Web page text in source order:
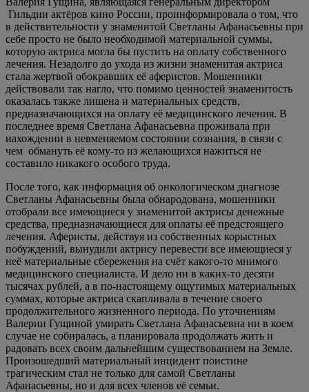
Гильдии актёров кино России, проинформировала о том, что
в действительности у знаменитой Светланы Афанасьевны при
себе просто не было необходимой материальной суммы,
которую актриса могла бы пустить на оплату собственного
лечения. Незадолго до ухода из жизни знаменитая актриса
стала жертвой обокравших её аферистов. Мошенники
действовали так нагло, что помимо ценностей знаменитость
оказалась также лишена и материальных средств,
предназначающихся на оплату её медицинского лечения. В
последнее время Светлана Афанасьевна проживала при
нахождении в невменяемом состоянии сознания, в связи с
чем обмануть её кому-то из желающихся нажиться не
составило никакого особого труда.
После того, как информация об онкологическом диагнозе
Светланы Афанасьевны была обнародована, мошенники
отобрали все имеющиеся у знаменитой актрисы денежные
средства, предназначающиеся для оплаты её предстоящего
лечения. Аферисты, действуя из собственных корыстных
побуждений, вынудили актрису перевести все имеющиеся у
неё материальные сбережения на счёт какого-то мнимого
медицинского специалиста. И дело ни в каких-то десяти
тысячах рублей, а в по-настоящему ощутимых материальных
суммах, которые актриса скапливала в течение своего
продолжительного жизненного периода. По уточнениям
Валерии Гущиной умирать Светлана Афанасьевна ни в коем
случае не собиралась, а планировала продолжать жить и
радовать всех своим дальнейшим существованием на Земле.
Произошедший материальный инцидент поистине
трагическим стал не только для самой Светланы
Афанасьевны, но и для всех членов её семьи.